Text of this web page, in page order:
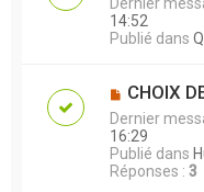
14:52
Publié dans
CHOIX
Dernier
16:29
Publié dans
Réponses : 3